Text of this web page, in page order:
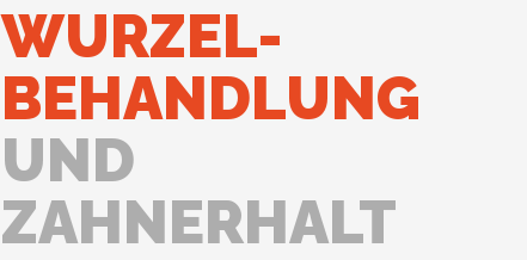
WURZEL-
BEHANDLUNG
UND
ZAHNERHALT